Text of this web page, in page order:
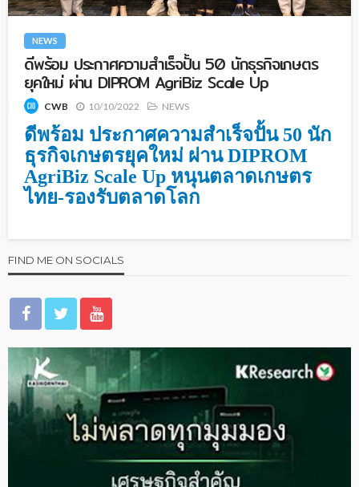
NEWS
ดีพร้อม ประกาศความสำเร็จปั้น 50 นักธุรกิจเกษตร
ยุคใหม่ ผ่าน DIPROM AgriBiz Scale Up
CWB 10/10/2022 NEWS
ดีพร้อม ประกาศความสำเร็จปั้น 50 นัก
ธุรกิจเกษตรยุคใหม่ ผ่านDIPROM
AgriBiz Scale Up หนุนตลาดเกษตร
ไทย-รองรับตลาดโลก
FIND ME ON SOCIALS